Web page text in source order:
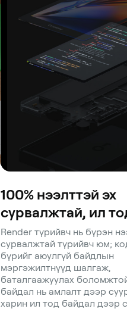
100% нээлттэй эх
сурвалжтай, ил
Render түрийвч нь бүрэн
сурвалжтай түрийвч юм;
бүрийг аюулгүй байдлын
мэргэжилтнүүд шалгаж,
баталгаажуулах
байдал нь амлалт дээр
харин ил тод байдал дээр